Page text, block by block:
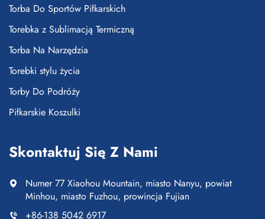
Torba Do Sportów Piłkarskich
Torebka z Sublimacją Termiczną
Torba Na Narzędzia
Torebki stylu życia
Torby Do Podróży
Piłkarskie Koszulki
Skontaktuj Się Z Nami
Numer 77 Xiaohou Mountain, miasto Nanyu, powiat
Minhou, miasto Fuzhou, prowincja Fujian
+86-138 5042 6917